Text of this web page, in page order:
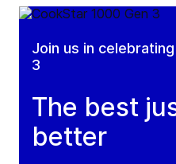
Join us in
3
The best
better